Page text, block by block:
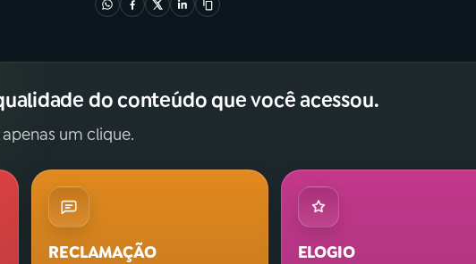
do conteúdo que você acessou.
um clique.
RECLAMAÇÃO ELOGIO